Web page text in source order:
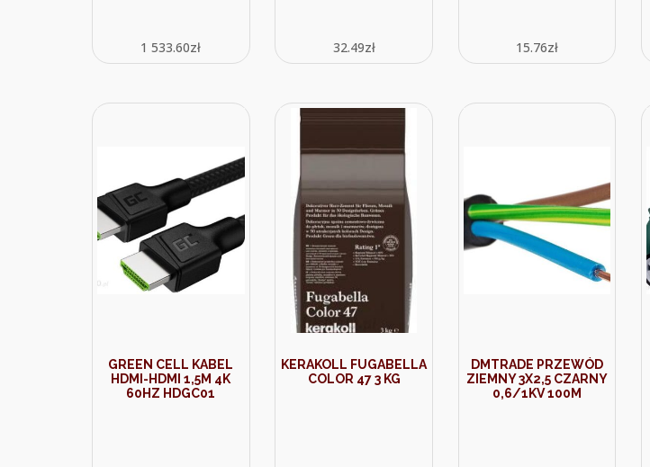
1 533.60zł 32.49zł 15.76zł
GREEN CELL KABEL
HDMI-HDMI 1,5M 4K
60HZ HDGC01
KERAKOLL FUGABELLA
COLOR 47 3 KG
DMTRADE PRZEWÓD
ZIEMNY 3X2,5 CZARNY
0,6/1KV 100M